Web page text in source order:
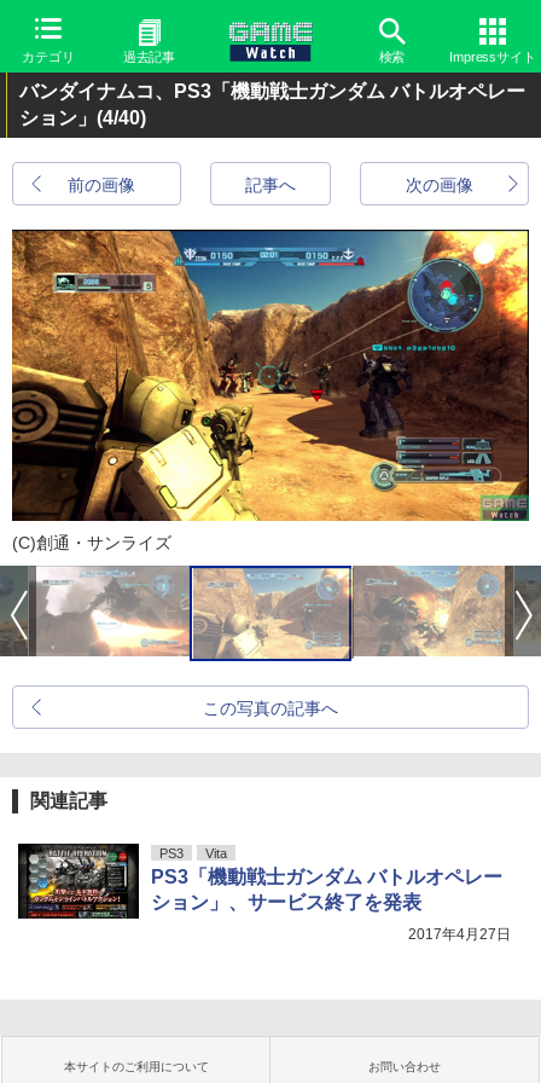
カテゴリ 過去記事 検索 Impressサイト
バンダイナムコ、PS3「機動戦士ガンダム バトルオペレー
ション」 (4/40)
前の画像 次の画像
記事へ
(C)創通・サンライズ
この写真の記事へ
関連記事
PS3 Vita
PS3「機動戦士ガンダム バトルオペレー
ション」、サービス終了を発表
2017年4月27日
本サイトのご利用について お問い合わせ